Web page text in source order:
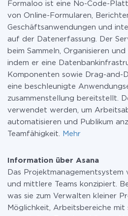
Formaloo ist eine No-Code-
von Online-Formularen,
Geschäftsanwendungen und
auf der Datenerfassung. Der
beim Sammeln, Organisieren
indem er eine
Komponenten sowie Drag-and-
eine beschleunigte
zusammenstellung bereitstellt.
verwendet werden, um
automatisieren und Publikum
Teamfähigkeit.
Mehr
Information über Asana
Das
und mittlere Teams konzipiert.
was sie zum Verwalten kleiner
Möglichkeit, Arbeitsbereiche